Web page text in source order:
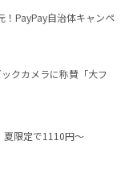
！PayPay自治体キャンペ
クカメラに称賛「大フ
夏限定で1110円～